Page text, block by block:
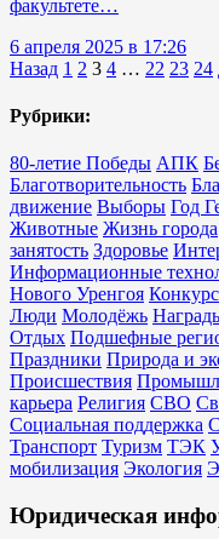
факультете…
6 апреля 2025 в 17:26
Назад 1 2 3 4 … 22 23 24
Рубрики:
80-летие Победы АПК
Благотворительность
движение Выборы Год
Животные Жизнь города
занятость Здоровье
Информационные
Нового Уренгоя
Люди Молодёжь
Отдых Подшефные
Праздники Природа и
Происшествия
карьера Религия СВО
Социальная поддержка
Транспорт Туризм ТЭК
мобилизация Экология
Юридическая